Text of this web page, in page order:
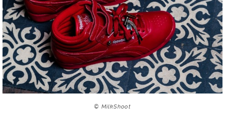
© MilkShoot